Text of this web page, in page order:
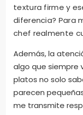
textura firme y
diferencia? Para
chef realmente
Además, la
algo que siempre
platos no solo
parecen
me transmite